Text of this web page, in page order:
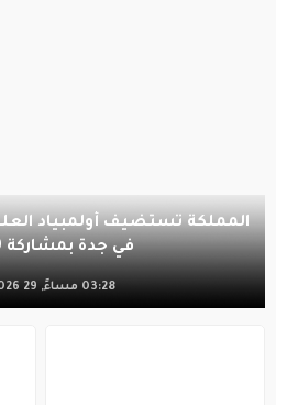
في جدة بمشاركة 19 دولة
03:28 مساءً, 29 Jul 2026